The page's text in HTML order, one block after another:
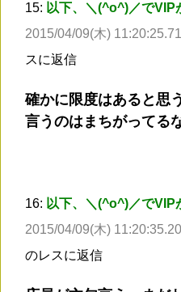
15: 以下、＼(^o^)／でVIP
2015/04/09(木)
スに返信
確かに限度はあると思
言うのはまちがってる
16: 以下、＼(^o^)／でVIP
2015/04/09(木)
のレスに返信